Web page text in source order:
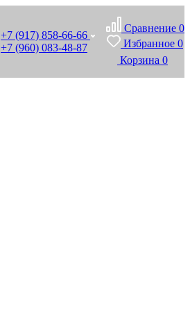
+7 (917) 858-66-66
+7 (960) 083-48-87
Сравнение 0
Избранное 0
Корзина 0